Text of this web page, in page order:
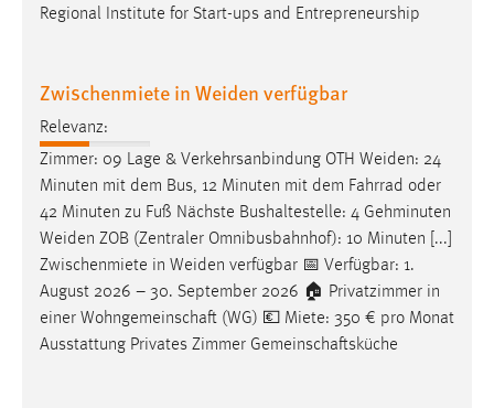
Regional Institute for Start-ups and Entrepreneurship
Zwischenmiete in Weiden verfügbar
Relevanz:
Zimmer: 09 Lage & Verkehrsanbindung OTH Weiden: 24
Minuten mit dem Bus, 12 Minuten mit dem Fahrrad oder
42 Minuten zu Fuß Nächste Bushaltestelle: 4 Gehminuten
Weiden ZOB (Zentraler Omnibusbahnhof): 10 Minuten [...]
Zwischenmiete in Weiden verfügbar 📅 Verfügbar: 1.
August 2026 – 30. September 2026 🏠 Privatzimmer in
einer Wohngemeinschaft (WG) 💶 Miete: 350 € pro Monat
Ausstattung Privates Zimmer Gemeinschaftsküche